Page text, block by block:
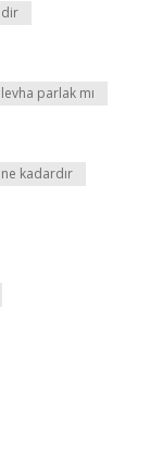
parlak mı
kadardır